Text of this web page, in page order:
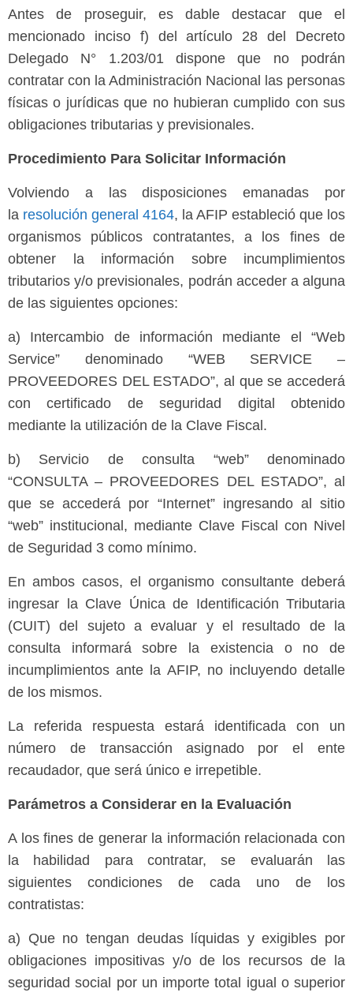
Antes de proseguir, es dable destacar que el
mencionado inciso f) del artículo 28 del Decreto
Delegado N° 1.203/01 dispone que no podrán
contratar con la Administración Nacional las personas
físicas o jurídicas que no hubieran cumplido con sus
obligaciones tributarias y previsionales.
Procedimiento Para Solicitar Información
Volviendo a las disposiciones emanadas por
la resolución general 4164, la AFIP estableció que los
organismos públicos contratantes, a los fines de
obtener la información sobre incumplimientos
tributarios y/o previsionales, podrán acceder a alguna
de las siguientes opciones:
a) Intercambio de información mediante el “Web
Service” denominado “WEB SERVICE –
PROVEEDORES DEL ESTADO”, al que se accederá
con certificado de seguridad digital obtenido
mediante la utilización de la Clave Fiscal.
b) Servicio de consulta “web” denominado
“CONSULTA – PROVEEDORES DEL ESTADO”, al
que se accederá por “Internet” ingresando al sitio
“web” institucional, mediante Clave Fiscal con Nivel
de Seguridad 3 como mínimo.
En ambos casos, el organismo consultante deberá
ingresar la Clave Única de Identificación Tributaria
(CUIT) del sujeto a evaluar y el resultado de la
consulta informará sobre la existencia o no de
incumplimientos ante la AFIP, no incluyendo detalle
de los mismos.
La referida respuesta estará identificada con un
número de transacción asignado por el ente
recaudador, que será único e irrepetible.
Parámetros a Considerar en la Evaluación
A los fines de generar la información relacionada con
la habilidad para contratar, se evaluarán las
siguientes condiciones de cada uno de los
contratistas:
a) Que no tengan deudas líquidas y exigibles por
obligaciones impositivas y/o de los recursos de la
seguridad social por un importe total igual o superior